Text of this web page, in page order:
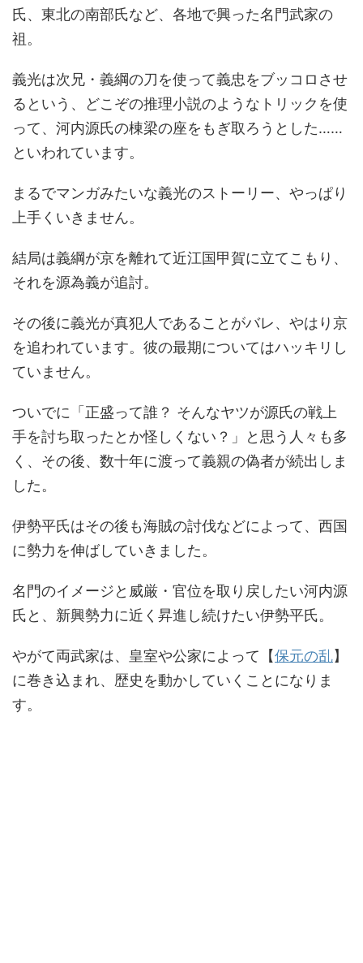
氏、東北の南部氏など、各地で興った名門武家の
祖。
義光は次兄・義綱の刀を使って義忠をブッコロさせ
るという、どこぞの推理小説のようなトリックを使
って、河内源氏の棟梁の座をもぎ取ろうとした……
といわれています。
まるでマンガみたいな義光のストーリー、やっぱり
上手くいきません。
結局は義綱が京を離れて近江国甲賀に立てこもり、
それを源為義が追討。
その後に義光が真犯人であることがバレ、やはり京
を追われています。彼の最期についてはハッキリし
ていません。
ついでに「正盛って誰？ そんなヤツが源氏の戦上
手を討ち取ったとか怪しくない？」と思う人々も多
く、その後、数十年に渡って義親の偽者が続出しま
した。
伊勢平氏はその後も海賊の討伐などによって、西国
に勢力を伸ばしていきました。
名門のイメージと威厳・官位を取り戻したい河内源
氏と、新興勢力に近く昇進し続けたい伊勢平氏。
やがて両武家は、皇室や公家によって【保元の乱】
に巻き込まれ、歴史を動かしていくことになりま
す。